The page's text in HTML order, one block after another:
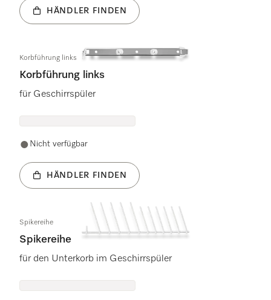
HÄNDLER FINDEN
Korbführung links
Korbführung links
für Geschirrspüler
Nicht verfügbar
HÄNDLER FINDEN
Spikereihe
Spikereihe
für den Unterkorb im Geschirrspüler